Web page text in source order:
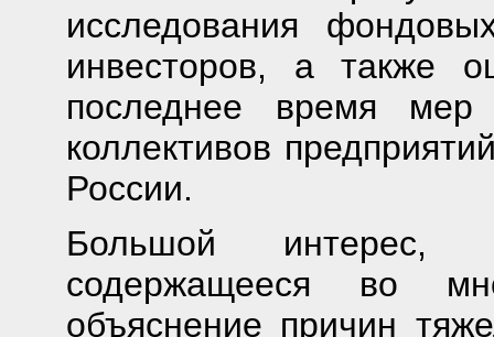
исследования
инвесторов, а также
последнее время мер
коллективов
России.
Большой интерес,
содержащееся во
объяснение причин